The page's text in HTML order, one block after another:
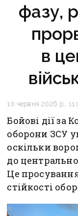
фазу,
в
10 червня 2026 р.,
Бойові дії за
оборони ЗСУ
оскільки
до
Це
стійкості